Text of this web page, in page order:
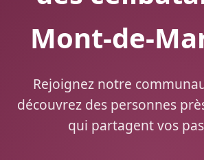
Mont-de-
Rejoignez notre
découvrez des personnes
qui partagent vos